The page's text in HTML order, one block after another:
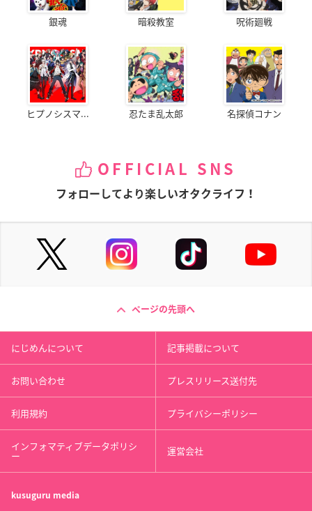
銀魂 暗殺教室 呪術廻戦
ヒプノシスマ... 忍たま乱太郎 名探偵コナン
OFFICIAL SNS
フォローしてより楽しいオタクライフ！
ページの先頭へ
にじめんについて 記事掲載について
お問い合わせ プレスリリース送付先
利用規約 プライバシーポリシー
インフォマティブデータポリシ
ー 運営会社
kusuguru media